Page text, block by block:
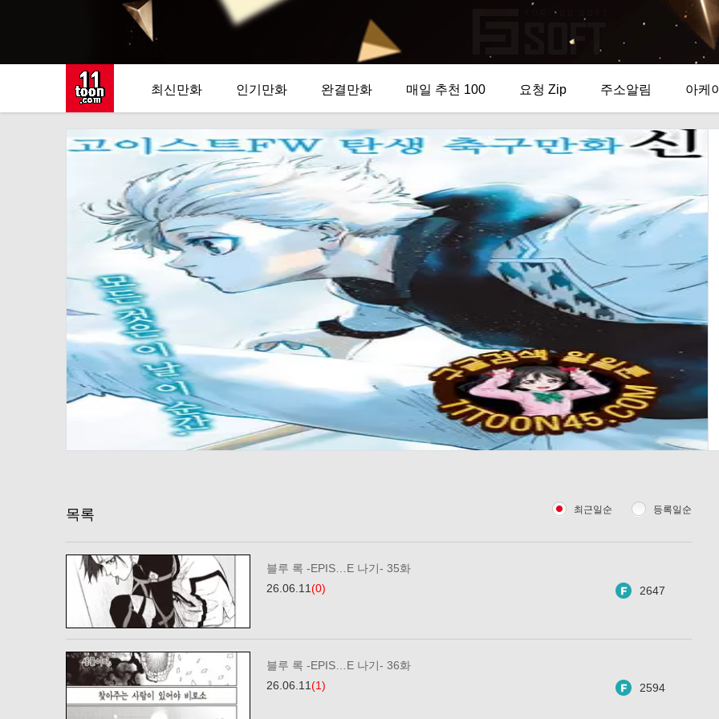
최신만화 인기만화 완결만화 매일 추천 100 요청 Zip 주소알림 아케
목록 최근일순 등록일순
블루 록 -EPIS…E 나기- 35화
26.06.11(0) 2647
블루 록 -EPIS…E 나기- 36화
26.06.11(1) 2594